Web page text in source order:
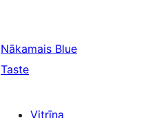
Nākamais Blue
Taste
Vitrīna